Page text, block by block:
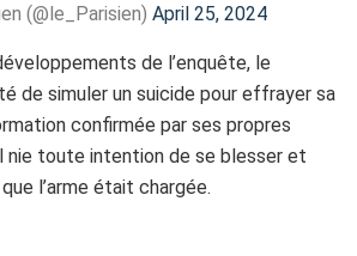
(@le_Parisien) April 25, 2024
de l’enquête, le
de simuler un suicide pour effrayer sa
confirmée par ses propres
nie toute intention de se blesser et
l’arme était chargée.